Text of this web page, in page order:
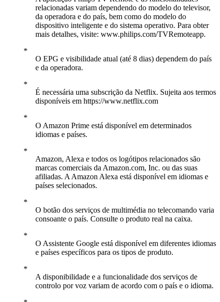
relacionadas variam dependendo do modelo do televisor,
da operadora e do país, bem como do modelo do
dispositivo inteligente e do sistema operativo. Para obter
mais detalhes, visite: www.philips.com/TVRemoteapp.
O EPG e visibilidade atual (até 8 dias) dependem do país
e da operadora.
É necessária uma subscrição da Netflix. Sujeita aos termos
disponíveis em https://www.netflix.com
O Amazon Prime está disponível em determinados
idiomas e países.
Amazon, Alexa e todos os logótipos relacionados são
marcas comerciais da Amazon.com, Inc. ou das suas
afiliadas. A Amazon Alexa está disponível em idiomas e
países selecionados.
O botão dos serviços de multimédia no telecomando varia
consoante o país. Consulte o produto real na caixa.
O Assistente Google está disponível em diferentes idiomas
e países específicos para os tipos de produto.
A disponibilidade e a funcionalidade dos serviços de
controlo por voz variam de acordo com o país e o idioma.